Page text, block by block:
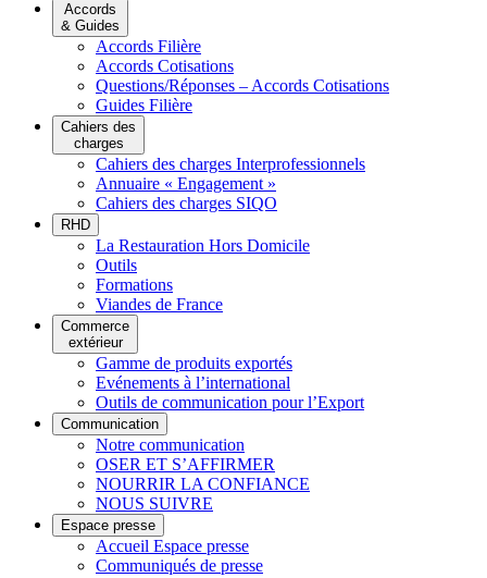
Accords
& Guides
Accords Filière
Accords Cotisations
Questions/Réponses – Accords Cotisations
Guides Filière
Cahiers des
charges
Cahiers des charges Interprofessionnels
Annuaire « Engagement »
Cahiers des charges SIQO
RHD
La Restauration Hors Domicile
Outils
Formations
Viandes de France
Commerce
extérieur
Gamme de produits exportés
Evénements à l’international
Outils de communication pour l’Export
Communication
Notre communication
OSER ET S’AFFIRMER
NOURRIR LA CONFIANCE
NOUS SUIVRE
Espace presse
Accueil Espace presse
Communiqués de presse